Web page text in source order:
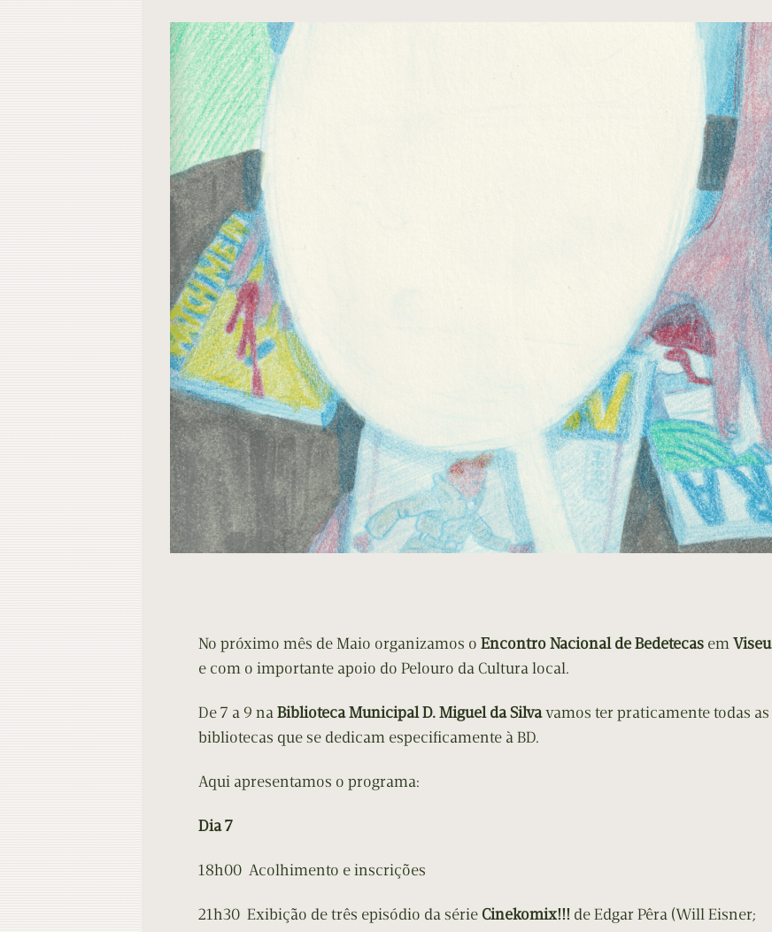
No próximo mês de Maio organizamos o Encontro Nacional de Bedetecas emViseu
e com o importante apoio do Pelouro da Cultura local.
De 7 a 9 naBiblioteca Municipal D. Miguel da Silvavamos ter praticamente todas as
bibliotecas que se dedicam especificamente à BD.
Aqui apresentamos o programa:
Dia 7
18h00 Acolhimento e inscrições
21h30 Exibição de três episódio da sérieCinekomix!!! de Edgar Pêra (Will Eisner;